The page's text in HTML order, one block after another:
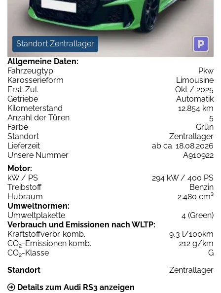
Standort Zentrallager
Allgemeine Daten:
Fahrzeugtyp
Pkw
Karosserieform
Limousine
Erst-Zul.
Okt / 2025
Getriebe
Automatik
Kilometerstand
12.854 km
Anzahl der Türen
5
Farbe
Grün
Standort
Zentrallager
Lieferzeit
ab ca. 18.08.2026
Unsere Nummer
A910922
Motor:
kW / PS
294 kW / 400 PS
Treibstoff
Benzin
Hubraum
2.480 cm³
Umweltnormen:
Umweltplakette
4 (Green)
Verbrauch und Emissionen nach WLTP:
Kraftstoffverbr. komb.
9,3 l/100km
CO2-Emissionen komb.
212 g/km
CO2-Klasse
G
Standort
Zentrallager
Details zum Audi RS3 anzeigen